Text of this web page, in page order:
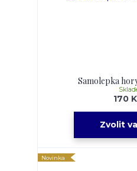
Samolepka
170
Zvolit
Novinka